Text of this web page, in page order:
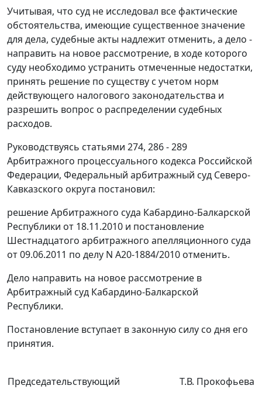
Учитывая, что суд не исследовал все фактические
обстоятельства, имеющие существенное значение
для дела, судебные акты надлежит отменить, а дело -
направить на новое рассмотрение, в ходе которого
суду необходимо устранить отмеченные недостатки,
принять решение по существу с учетом норм
действующего налогового законодательства и
разрешить вопрос о распределении судебных
расходов.
Руководствуясь статьями 274, 286 - 289
Арбитражного процессуального кодекса Российской
Федерации, Федеральный арбитражный суд Северо-
Кавказского округа постановил:
решение Арбитражного суда Кабардино-Балкарской
Республики от 18.11.2010 и постановление
Шестнадцатого арбитражного апелляционного суда
от 09.06.2011 по делу N А20-1884/2010 отменить.
Дело направить на новое рассмотрение в
Арбитражный суд Кабардино-Балкарской
Республики.
Постановление вступает в законную силу со дня его
принятия.
Председательствующий Т.В. Прокофьева